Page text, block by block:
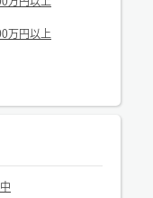
万円以上